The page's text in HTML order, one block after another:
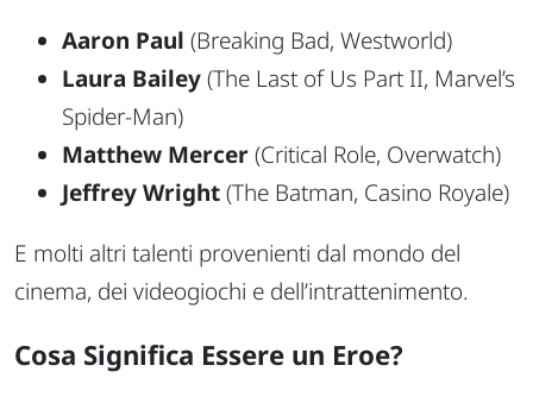
Aaron Paul (Breaking Bad, Westworld)
Laura Bailey(The Last of Us Part II, Marvel’s
Spider-Man)
Matthew Mercer(Critical Role, Overwatch)
Jeffrey Wright(The Batman, Casino Royale)
E molti altri talenti provenienti dal mondo del
cinema, dei videogiochi e dell’intrattenimento.
Cosa Significa Essere un Eroe?